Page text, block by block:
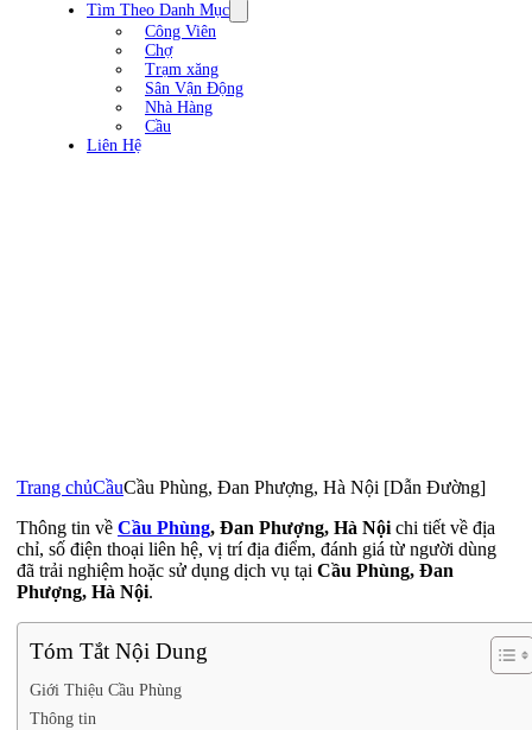
Tìm Theo Danh Mục
Công Viên
Chợ
Trạm xăng
Sân Vận Động
Nhà Hàng
Cầu
Liên Hệ
Trang chủCầuCầu Phùng, Đan Phượng, Hà Nội [Dẫn Đường]
Thông tin về Cầu Phùng, Đan Phượng, Hà Nội chi tiết về địa
chỉ, số điện thoại liên hệ, vị trí địa điểm, đánh giá từ người dùng
đã trải nghiệm hoặc sử dụng dịch vụ tại Cầu Phùng, Đan
Phượng, Hà Nội.
Tóm Tắt Nội Dung
Giới Thiệu Cầu Phùng
Thông tin